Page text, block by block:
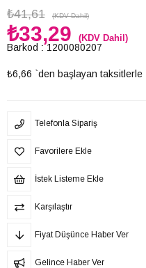
₺41,61 (KDV Dahil)
₺33,29 (KDV Dahil)
Barkod : 1200080207
₺6,66 `den başlayan taksitlerle
Telefonla Sipariş
Favorilere Ekle
İstek Listeme Ekle
Karşılaştır
Fiyat Düşünce Haber Ver
Gelince Haber Ver